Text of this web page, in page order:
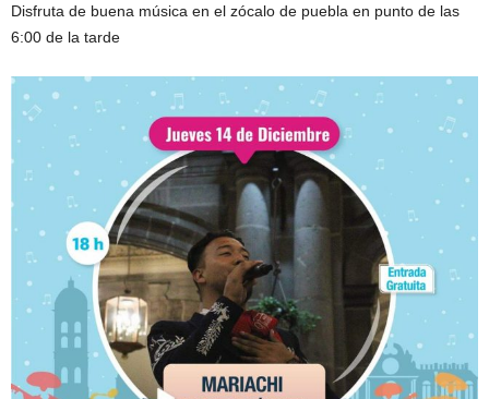
Disfruta de buena música en el zócalo de puebla en punto de las
6:00 de la tarde